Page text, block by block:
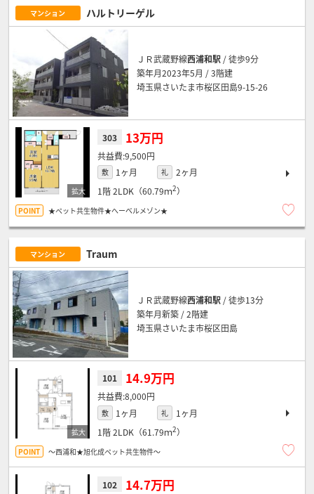
マンション ハルトリーゲル
ＪＲ武蔵野線西浦和駅 / 徒歩9分
築年月2023年5月 / 3階建
埼玉県さいたま市桜区田島9-15-26
303 13万円
9,500円
敷 1ヶ月 礼
2ヶ月
1階2LDK（60.79ｍ2）
★ペット共生物件★へーベルメゾン★
マンション Traum
ＪＲ武蔵野線西浦和駅 / 徒歩13分
築年月新築 / 2階建
埼玉県さいたま市桜区田島
101 14.9万円
8,000円
敷 1ヶ月 礼
1ヶ月
1階2LDK（61.79ｍ2）
～西浦和★旭化成ペット共生物件～
102 14.7万円